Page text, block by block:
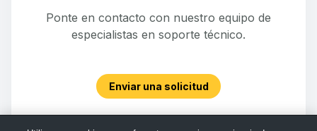
Ponte en contacto con nuestro equipo de
especialistas en soporte técnico.
Enviar una solicitud